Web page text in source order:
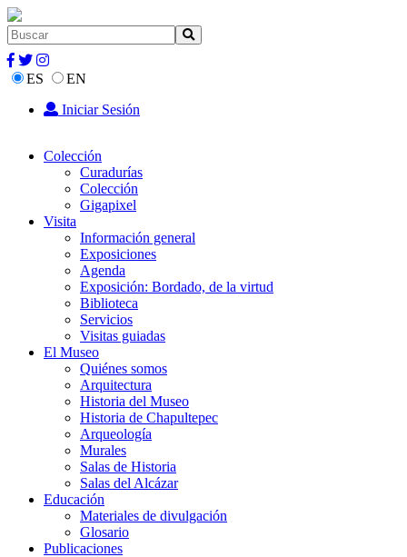
ES
EN
Iniciar Sesión
Colección
Curadurías
Colección
Gigapixel
Visita
Información general
Exposiciones
Agenda
Exposición: Bordado, de la virtud
Biblioteca
Servicios
Visitas guiadas
El Museo
Quiénes somos
Arquitectura
Historia del Museo
Historia de Chapultepec
Arqueología
Murales
Salas de Historia
Salas del Alcázar
Educación
Materiales de divulgación
Glosario
Publicaciones